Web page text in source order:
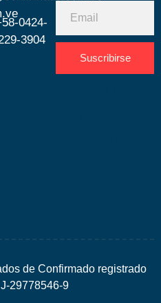
0424-
3904
Suscribirse
de Confirmado registrado
29778546-9